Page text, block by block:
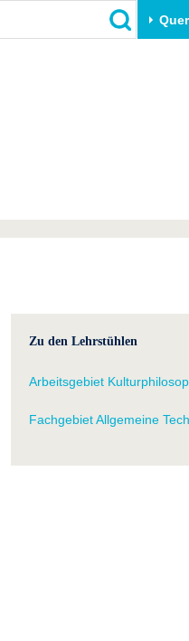
Innovative Transferprojekte
Zu den Lehrstühlen
Arbeitsgebiet
Fachgebiet Allgemeine